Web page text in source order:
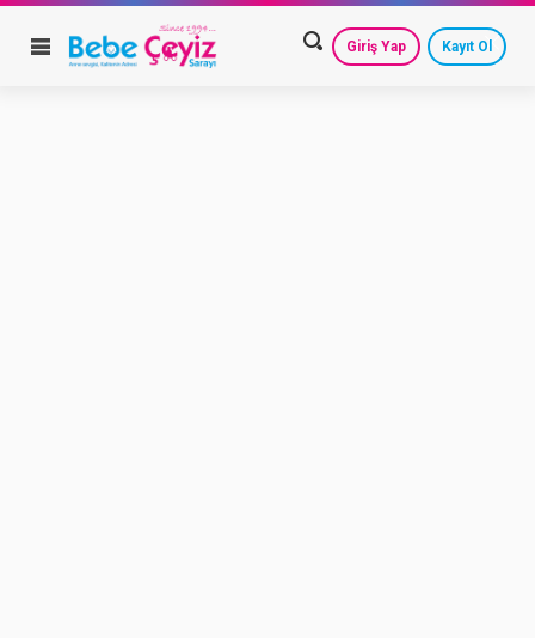
Giriş Yap Kayıt Ol